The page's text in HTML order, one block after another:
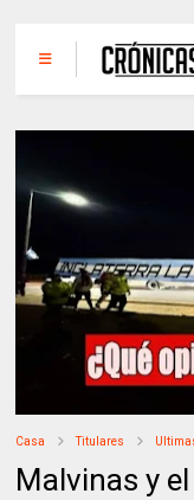
Casa Titulares
Malvinas y